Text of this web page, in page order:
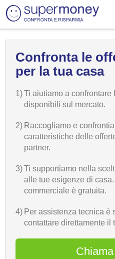
Confronta le
per la tua casa
1)Ti aiutiamo a confrontare
disponibili sul mercato.
2) Raccogliamo e
caratteristiche delle
partner.
3)Ti supportiamo nella
alle tue esigenze di
commerciale è gratuita.
4) Per assistenza tecnica è
contattare direttamente il